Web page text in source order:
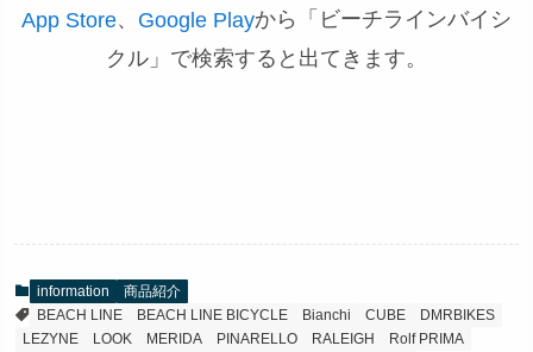
App Store、 Google Playから「ビーチラインバイシ
クル」で検索すると出てきます。
information
商品紹介
BEACH LINE
BEACH LINE BICYCLE Bianchi CUBE
DMRBIKES
LEZYNE
LOOK MERIDA PINARELLO RALEIGH
Rolf PRIMA